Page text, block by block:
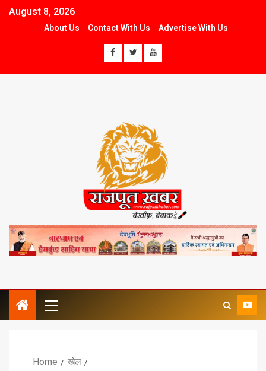
August 8, 2026
About Us Contact With Us Advertise With Us
Home
खेल